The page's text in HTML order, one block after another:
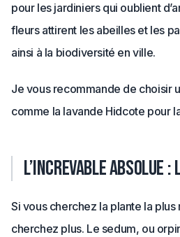
pour les jardiniers qui oublient
fleurs attirent les abeilles et les
ainsi à la biodiversité en ville.
Je vous recommande de choisir
comme la lavande Hidcote pour
L’increvable absolue :
Si vous cherchez la plante la plus
cherchez plus. Le sedum, ou